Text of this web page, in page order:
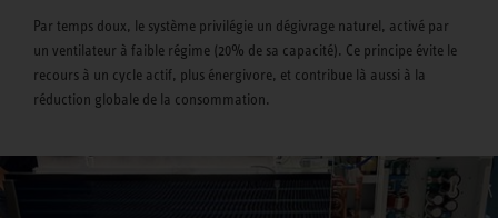
Par temps doux, le système privilégie un dégivrage naturel, activé par
un ventilateur à faible régime (20% de sa capacité). Ce principe évite le
recours à un cycle actif, plus énergivore, et contribue là aussi à la
réduction globale de la consommation.